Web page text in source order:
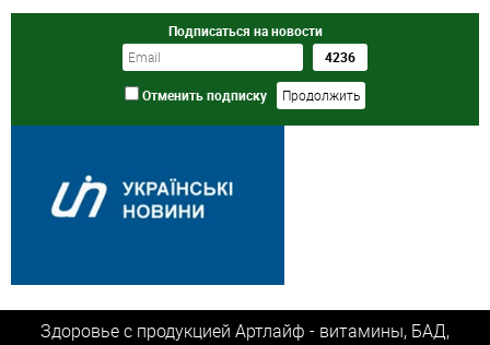
Подписаться на новости
Отменить подписку
Здоровье с продукцией Артлайф - витамины, БАД,